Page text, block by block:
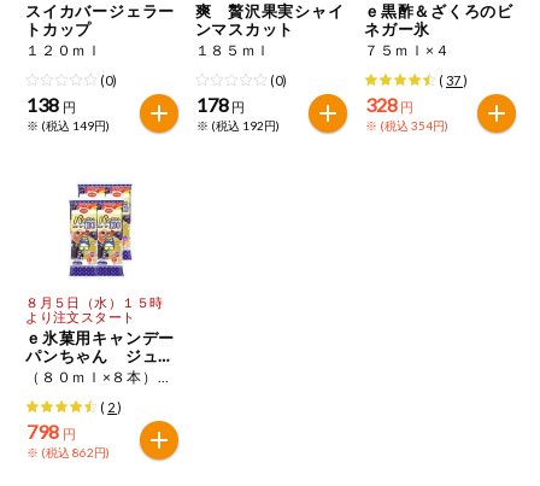
スイカバージェラー
トカップ
１２０ｍｌ
(0)
138 円
※ (税込 149円)
爽 贅沢果実シャイ
ンマスカット
１８５ｍｌ
(0)
178 円
※ (税込 192円)
ｅ黒酢＆ざくろのビ
ネガー氷
７５ｍｌ×４
( 37)
328 円
※ (税込 354円)
８月５日（水）１５時
より注文スタート
ｅ氷菓用キャンデー
パンちゃん ジュー
シー１００
（８０ｍｌ×８本）×４
( 2)
798 円
※ (税込 862円)